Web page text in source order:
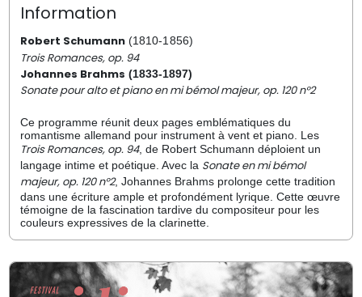
Information
Robert Schumann(1810-1856)
Trois Romances, op. 94
Johannes Brahms (1833-1897)
Sonate pour alto et piano en mi bémol majeur, op. 120 n°2
Ce programme réunit deux pages emblématiques du
romantisme allemand pour instrument à vent et piano. Les
Trois Romances, op. 94, de Robert Schumann déploient un
langage intime et poétique. Avec la Sonate en mi bémol
majeur, op. 120 n°2, Johannes Brahms prolonge cette tradition
dans une écriture ample et profondément lyrique. Cette œuvre
témoigne de la fascination tardive du compositeur pour les
couleurs expressives de la clarinette.